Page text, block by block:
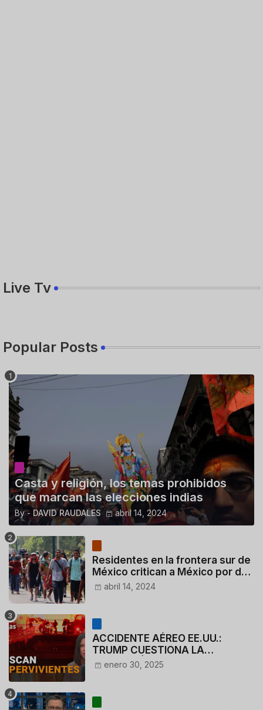
Live Tv
Popular Posts
Casta y religión, los temas prohibidos
que marcan las elecciones indias
By - DAVID RAUDALES abril 14, 2024
Residentes en la frontera sur de
México critican a México por dar
110 dólares a migrantes
abril 14, 2024
ACCIDENTE AÉREO EE.UU.:
TRUMP CUESTIONA LA
ACTUACIÓN DE LOS
enero 30, 2025